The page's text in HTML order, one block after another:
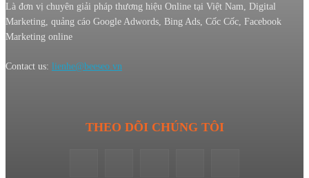
Là đơn vị chuyên giải pháp thương hiệu Online tại Việt Nam, Digital
Marketing, quảng cáo Google Adwords, Bing Ads, Cốc Cốc, Facebook
Marketing online
Contact us: lienhe@beeseo.vn
THEO DÕI CHÚNG TÔI